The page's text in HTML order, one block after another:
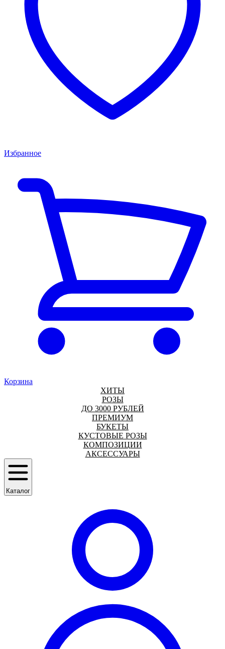
Избранное
Корзина
ХИТЫ
РОЗЫ
ДО 3000 РУБЛЕЙ
ПРЕМИУМ
БУКЕТЫ
КУСТОВЫЕ РОЗЫ
КОМПОЗИЦИИ
АКСЕССУАРЫ
Каталог